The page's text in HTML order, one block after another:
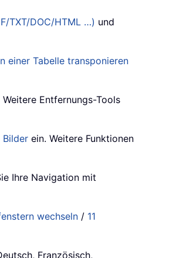
TXT/DOC/HTML …) und
einer Tabelle transponieren
Weitere Entfernungs-Tools
Bilder ein. Weitere Funktionen
Ihre Navigation mit
wechseln / 11
Französisch,